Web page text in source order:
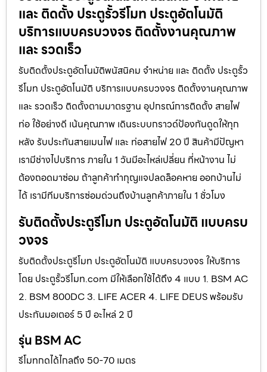
และ ติดตั้ง ประตูรั้วรีโมท ประตูอัตโนมัติ
บริการแบบครบวงจร ติดตั้งงานคุณภาพ
และ รวดเร็ว
รับติดตั้งประตูอัตโนมัติพนัสนิคม จำหน่าย และ ติดตั้ง ประตูรั้ว
รีโมท ประตูอัตโนมัติ บริการแบบครบวงจร ติดตั้งงานคุณภาพ
และ รวดเร็ว ติดตั้งตามมาตรฐาน อุปกรณ์การติดตั้ง สายไฟ
ท่อ ใช้อย่างดี เน้นคุณภาพ เดินระบบกราวด์ป้องกันดูดให้ทุก
หลัง รับประกันสายเมนไฟ และ ท่อสายไฟ 20 ปี สินค้ามีปัญหา
เรามีช่างไปบริการ ภายใน 1 วันมีอะไหล่เปลี่ยน ที่หน้างาน ไม่
ต้องถอดมาซ่อม ถ้าลูกค้าทำกุญแจปลดล็อคหาย ออกบ้านไม่
ได้ เรามีทีมบริการซ่อมด่วนถึงบ้านลูกค้าภายใน 1 ชั่วโมง
รับติดตั้งประตูรีโมท ประตูอัตโนมัติ แบบครบ
วงจร
รับติดตั้งประตูรีโมท ประตูอัตโนมัติ แบบครบวงจร ให้บริการ
โดย ประตูรั้วรีโมท.com มีให้เลือกใช้ได้ถึง 4 แบบ 1. BSM AC
2. BSM 800DC 3. LIFE ACER 4. LIFE DEUS พร้อมรับ
ประกันมอเตอร์ 5 ปี อะไหล่ 2 ปี
รุ่น BSM AC
รีโมทกดได้ไกลถึง 50-70 เมตร